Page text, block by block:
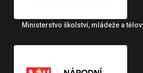
Ministerstvo školství, mládeže a